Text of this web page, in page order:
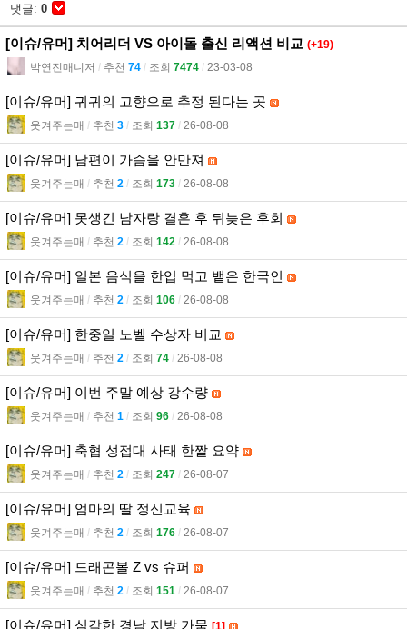
댓글: 0
[이슈/유머] 치어리더 VS 아이돌 출신 리액션 비교 (+19)
박연진매니저 l 추천 74 l 조회 7474 l 23-03-08
[이슈/유머] 귀귀의 고향으로 추정 된다는 곳
웃겨주는매 l 추천 3 l 조회 137 l 26-08-08
[이슈/유머] 남편이 가슴을 안만져
웃겨주는매 l 추천 2 l 조회 173 l 26-08-08
[이슈/유머] 못생긴 남자랑 결혼 후 뒤늦은 후회
웃겨주는매 l 추천 2 l 조회 142 l 26-08-08
[이슈/유머] 일본 음식을 한입 먹고 뱉은 한국인
웃겨주는매 l 추천 2 l 조회 106 l 26-08-08
[이슈/유머] 한중일 노벨 수상자 비교
웃겨주는매 l 추천 2 l 조회 74 l 26-08-08
[이슈/유머] 이번 주말 예상 강수량
웃겨주는매 l 추천 1 l 조회 96 l 26-08-08
[이슈/유머] 축협 성접대 사태 한짤 요약
웃겨주는매 l 추천 2 l 조회 247 l 26-08-07
[이슈/유머] 엄마의 딸 정신교육
웃겨주는매 l 추천 2 l 조회 176 l 26-08-07
[이슈/유머] 드래곤볼 Z vs 슈퍼
웃겨주는매 l 추천 2 l 조회 151 l 26-08-07
[이슈/유머] 심각한 경남 지방 가뭄 [1]